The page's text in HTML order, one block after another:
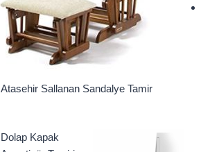
Atasehir Sallanan Sandalye Tamir
Dolap Kapak